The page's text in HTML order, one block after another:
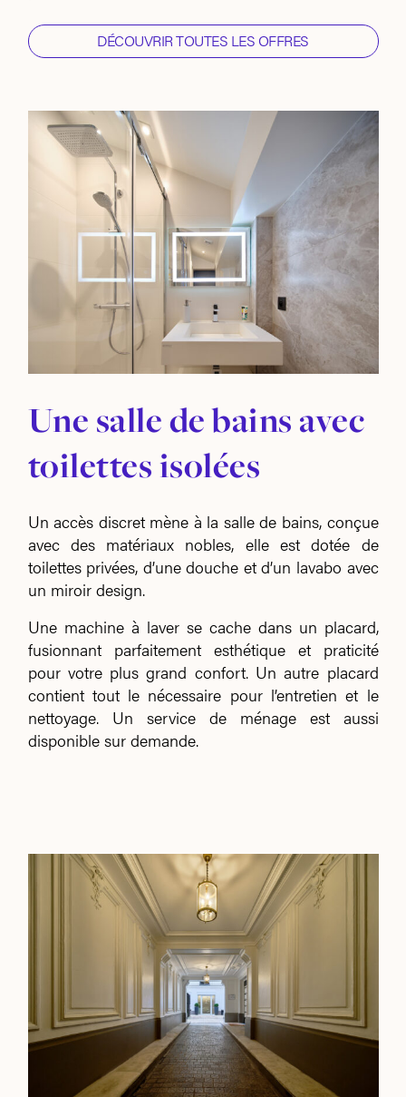
DÉCOUVRIR TOUTES LES OFFRES
Une salle de bains avec
toilettes isolées
Un accès discret mène à la salle de bains, conçue
avec des matériaux nobles, elle est dotée de
toilettes privées, d’une douche et d’un lavabo avec
un miroir design.
Une machine à laver se cache dans un placard,
fusionnant parfaitement esthétique et praticité
pour votre plus grand confort. Un autre placard
contient tout le nécessaire pour l’entretien et le
nettoyage. Un service de ménage est aussi
disponible sur demande.